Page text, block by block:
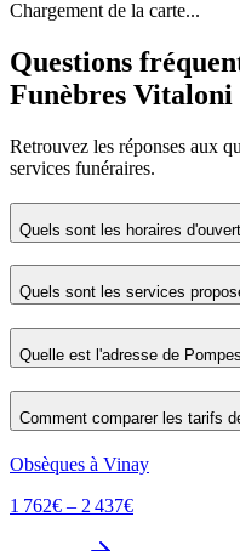
Chargement de la carte...
Questions
Funèbres Vitaloni
Retrouvez les réponses aux
services funéraires.
Quels sont les horaires
Quels sont les services
Quelle est l'adresse de
Comment comparer les tarifs
Obsèques à Vinay
1 762€ – 2 437€